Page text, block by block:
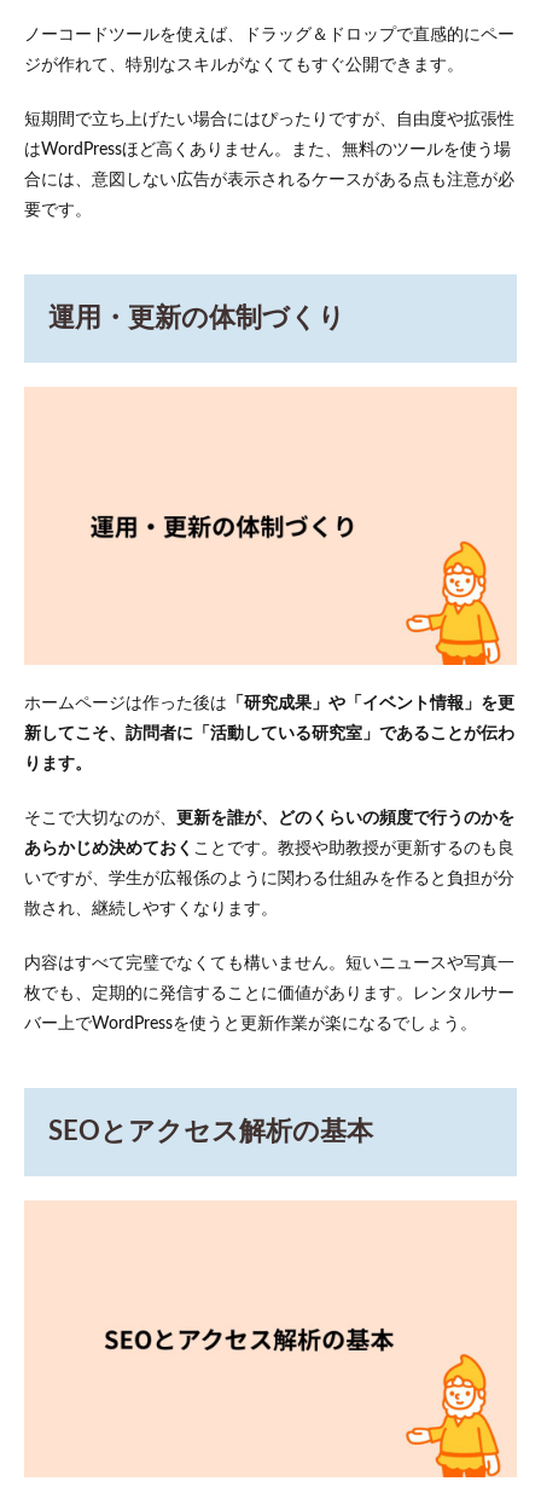
ノーコードツールを使えば、ドラッグ＆ドロップで直感的にペー
ジが作れて、特別なスキルがなくてもすぐ公開できます。
短期間で立ち上げたい場合にはぴったりですが、自由度や拡張性
はWordPressほど高くありません。また、無料のツールを使う場
合には、意図しない広告が表示されるケースがある点も注意が必
要です。
運用・更新の体制づくり
ホームページは作った後は 「研究成果」や「イベント情報」を更
新してこそ、訪問者に「活動している研究室」であることが伝わ
ります。
そこで大切なのが、 更新を誰が、どのくらいの頻度で行うのかを
あらかじめ決めておく ことです。教授や助教授が更新するのも良
いですが、学生が広報係のように関わる仕組みを作ると負担が分
散され、継続しやすくなります。
内容はすべて完璧でなくても構いません。短いニュースや写真一
枚でも、定期的に発信することに価値があります。レンタルサー
バー上でWordPressを使うと更新作業が楽になるでしょう。
SEOとアクセス解析の基本